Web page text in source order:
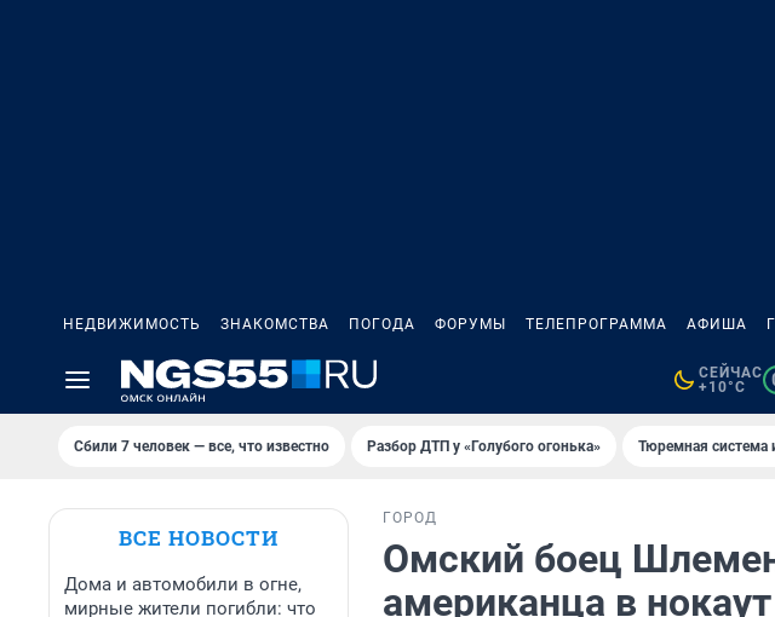
НЕДВИЖИМОСТЬ ЗНАКОМСТВА ПОГОДА ФОРУМЫ ТЕЛЕПРОГРАММА АФИША
СЕЙЧАС
+10°C
Сбили 7 человек — все, что известно Разбор ДТП у «Голубого огонька» Тюремная система
ВСЕ НОВОСТИ
Дома и автомобили в огне,
мирные жители погибли: что
ГОРОД
Омский боец
американца в нокаут